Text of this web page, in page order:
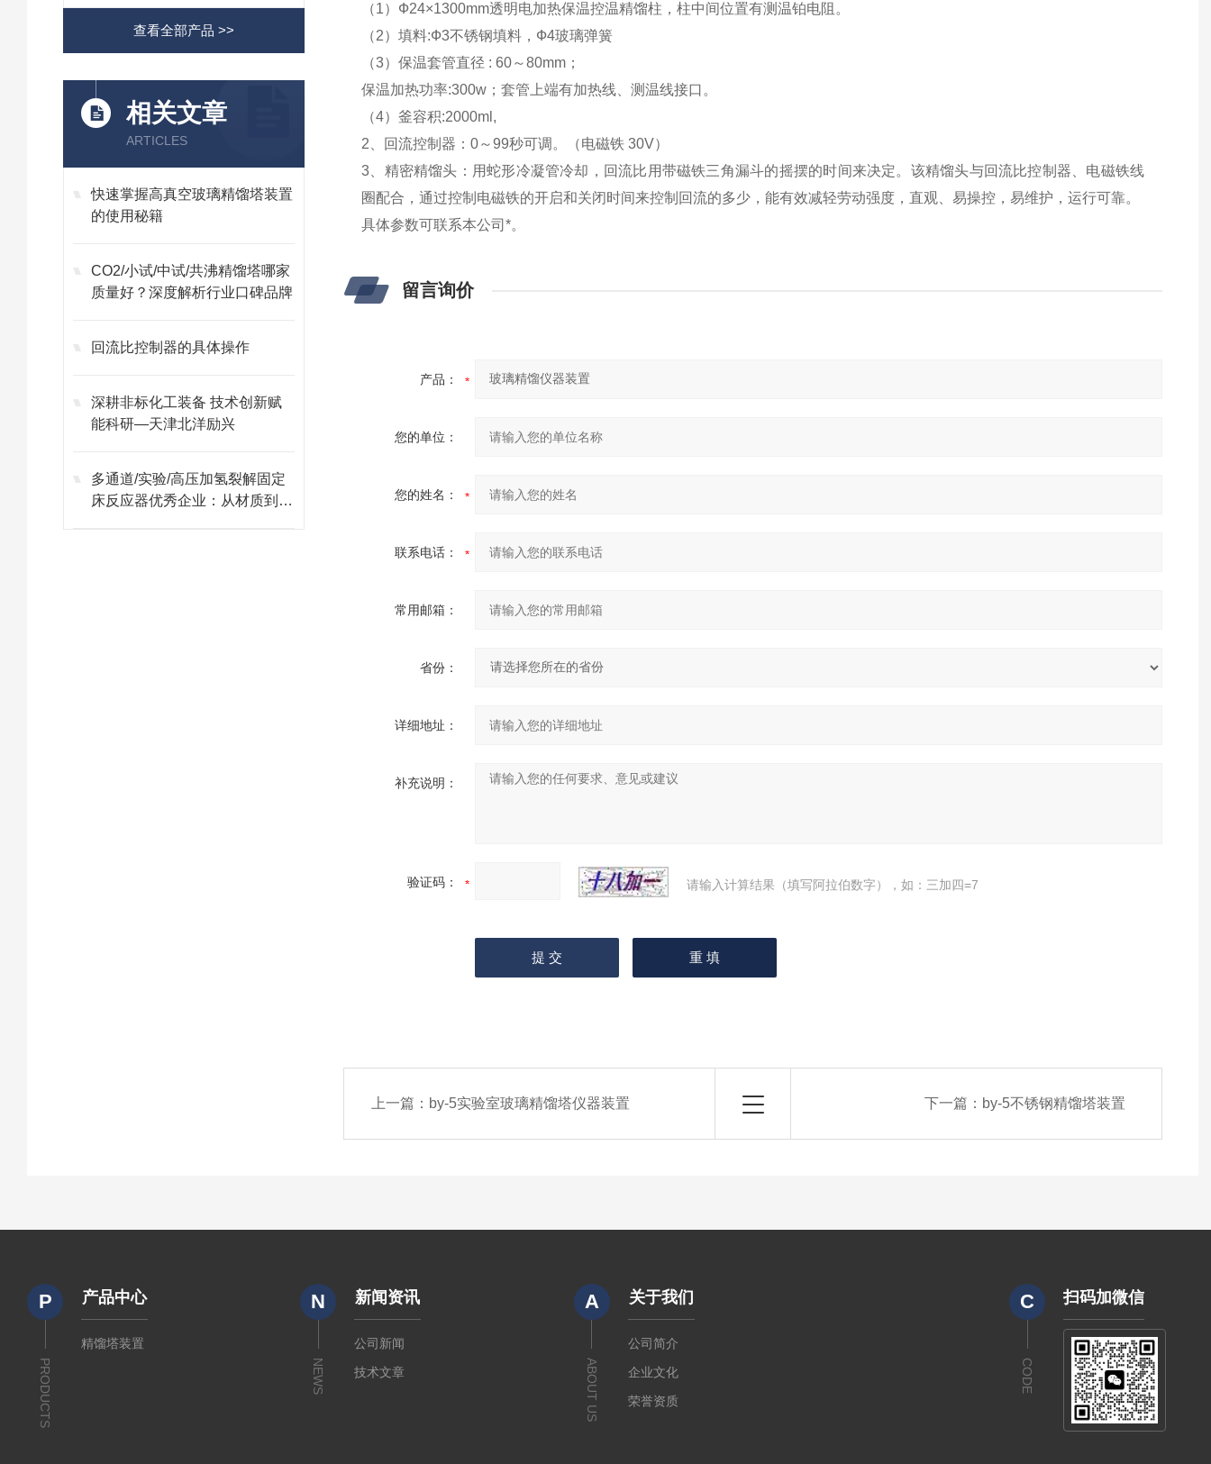
查看全部产品 >>
相关文章
ARTICLES
快速掌握高真空玻璃精馏塔装置
的使用秘籍
CO2/小试/中试/共沸精馏塔哪家
质量好？深度解析行业口碑品牌
回流比控制器的具体操作
深耕非标化工装备 技术创新赋
能科研—天津北洋励兴
多通道/实验/高压加氢裂解固定
床反应器优秀企业：从材质到控
（1）Ф24×1300mm透明电加热保温控温精馏柱 ，柱中间位置有测温铂电阻。
（2）填料:Ф3不锈钢填料，Ф4玻璃弹簧
（3）保温套管直径 : 60～80mm；
保温加热功率:300w；套管上端有加热线、测温线接口。
（4）釜容积:2000ml,
2、回流控制器：0～99秒可调。（电磁铁 30V）
3、精密精馏头：用蛇形冷凝管冷却，回流比用带磁铁三角漏斗的摇摆的时间来决定。该精馏头与回流比控制器、电磁铁线
圈配合，通过控制电磁铁的开启和关闭时间来控制回流的多少，能有效减轻劳动强度，直观、易操控，易维护，运行可靠。
具体参数可联系本公司*。
留言询价
产品：
您的单位：
您的姓名：
联系电话：
常用邮箱：
省份：
详细地址：
补充说明：
验证码： 请输入计算结果（填写阿拉伯数字），如：三加四=7
上一篇： by-5实验室玻璃精馏塔仪器装置 下一篇： by-5不锈钢精馏塔装置
P
PRODUCTS
产品中心
精馏塔装置
N
NEWS
新闻资讯
公司新闻
技术文章
A
ABOUT US
关于我们
公司简介
企业文化
荣誉资质
C
CODE
扫码加微信